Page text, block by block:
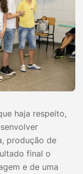
haja respeito,
produção de
final o
e de uma